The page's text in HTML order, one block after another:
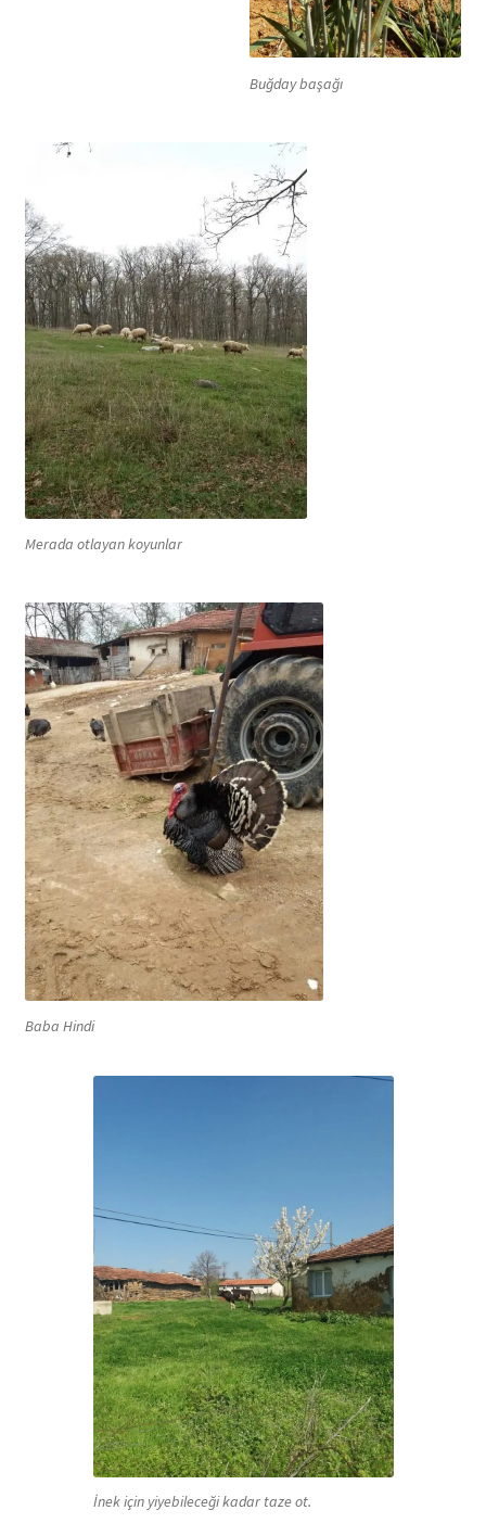
Buğday başağı
Merada otlayan koyunlar
Baba Hindi
İnek için yiyebileceği kadar taze ot.